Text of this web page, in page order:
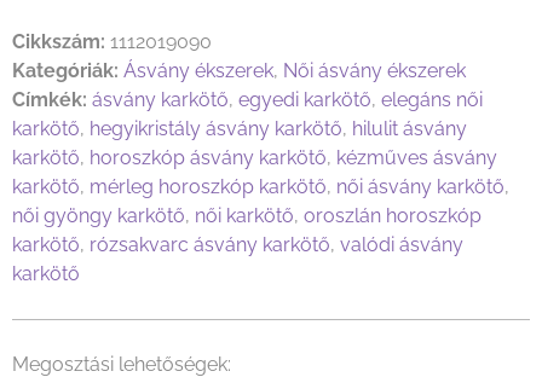
Cikkszám: 1112019090
Kategóriák: Ásvány ékszerek, Női ásvány ékszerek
Címkék: ásvány karkötő, egyedi karkötő, elegáns női
karkötő, hegyikristály ásvány karkötő, hilulit ásvány
karkötő, horoszkóp ásvány karkötő, kézműves ásvány
karkötő, mérleg horoszkóp karkötő, női ásvány karkötő,
női gyöngy karkötő, női karkötő, oroszlán horoszkóp
karkötő, rózsakvarc ásvány karkötő, valódi ásvány
karkötő
Megosztási lehetőségek: